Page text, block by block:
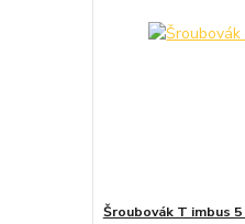
Šroubovák T imbus 5